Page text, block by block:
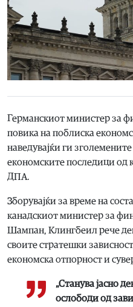
Германскиот министер за
повика на поблиска
наведувајќи ги
економските последици од
ДПА.
Зборувајќи за време на
канадскиот министер за
Шампан, Клингбеил рече
своите стратешки
економска отпорност и
„Станува јасно
ослободи од